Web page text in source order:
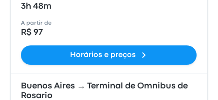
3h 48m
A partir de
R$ 97
Horários e preços
Buenos Aires → Terminal de Omnibus de
Rosario